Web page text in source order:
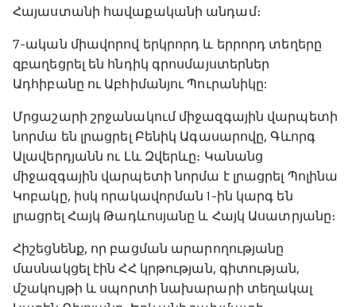
Հայաստանի հավաքականի անդամ։
7-ական միավորով երկրորդ և երրորդ տեղերը
զբաղեցրել են հնդիկ գրոսմայստերներ
Ադհիբանը ու Աբհիմանյու Պուրանիկը:
Մրցաշարի շրջանակում միջազգային վարպետի
նորմա են լրացրել Բենիկ Ագասարովը, Գևորգ
Ալավերդյանն ու Լև Զվերևը։ Կանանց
միջազգային վարպետի նորմա է լրացրել Պոլինա
Կոբակը, իսկ որակավորման 1-ին կարգ են
լրացրել Հայկ Թադևոսյանը և Հայկ Ասատրյանը։
Հիշեցնենք, որ բացման արարողությանը
մասնակցել էին ՀՀ կրթության, գիտության,
մշակույթի և սպորտի նախարարի տեղակալ